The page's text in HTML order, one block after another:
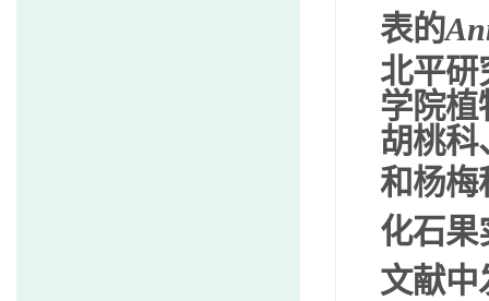
表的
北平研
学院植
胡桃科
和杨梅
化石果
文献